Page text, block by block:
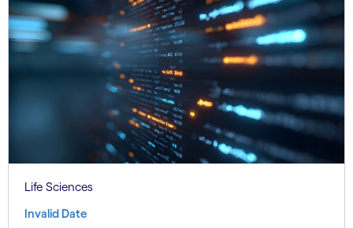
Life Sciences
Invalid Date